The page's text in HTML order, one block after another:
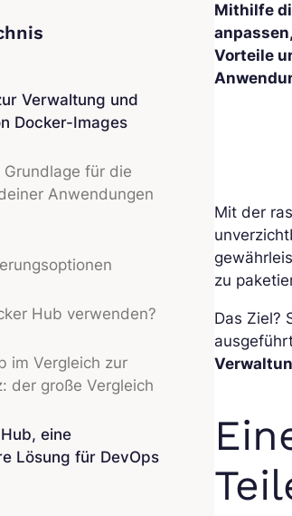
Verwaltung und
Docker-Images
Grundlage für die
Anwendungen
Hub verwenden?
im Vergleich zur
der große Vergleich
eine
Lösung für DevOps
Mithilfe
Vorteile
Mit der
zu
Das Ziel?